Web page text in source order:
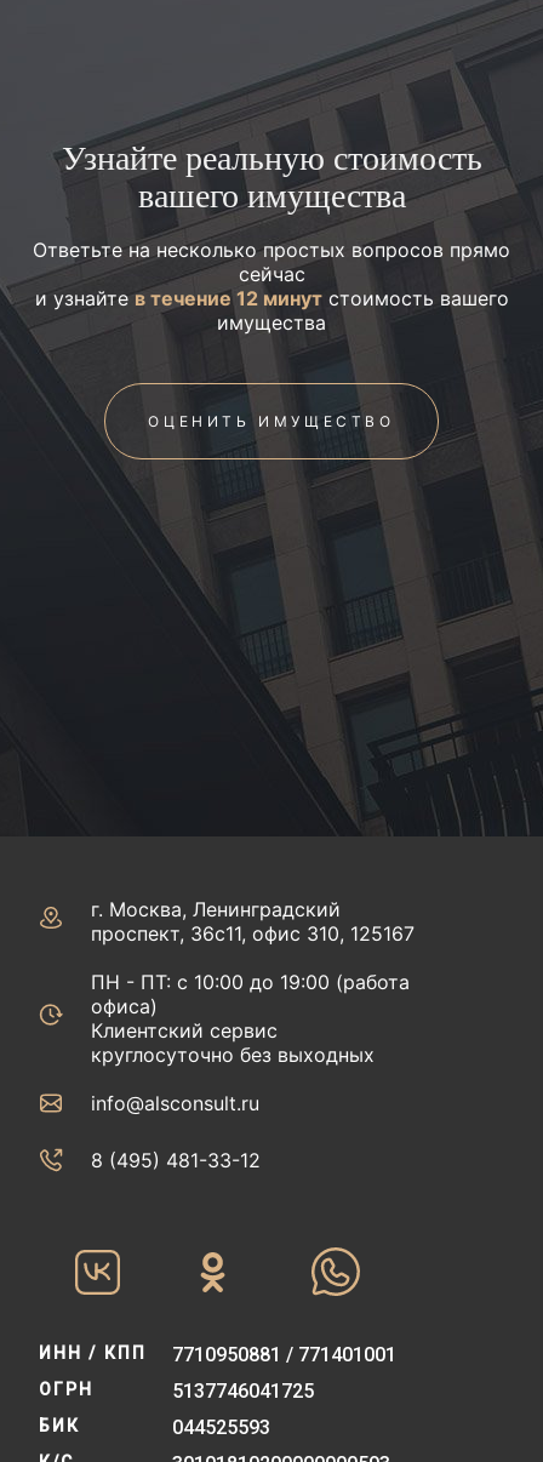
Узнайте реальную стоимость
вашего имущества
Ответьте на несколько простых вопросов прямо
сейчас
и узнайтев течение 12 минутстоимость вашего
имущества
ОЦЕНИТЬ ИМУЩЕСТВО
г. Москва, Ленинградский
проспект, 36с11, офис 310, 125167
ПН - ПТ: с 10:00 до 19:00 (работа
офиса)
Клиентский сервис
круглосуточно без выходных
info@alsconsult.ru
8 (495) 481-33-12‬‬
ИНН / КПП 7710950881 / 771401001
ОГРН 5137746041725
БИК 044525593